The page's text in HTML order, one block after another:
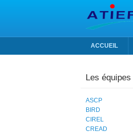
ACCUEIL
Les équipes
ASCP
BIRD
CIREL
CREAD